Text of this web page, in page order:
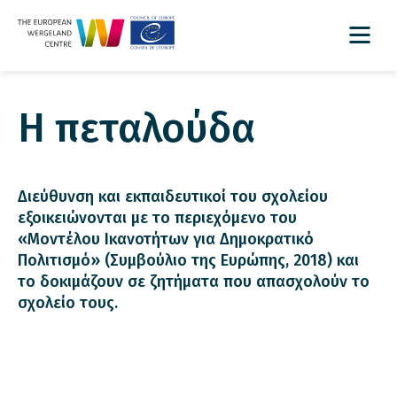
Η πεταλούδα
Διεύθυνση και εκπαιδευτικοί του σχολείου
εξοικειώνονται με το περιεχόμενο του
«Μοντέλου Ικανοτήτων για Δημοκρατικό
Πολιτισμό» (Συμβούλιο της Ευρώπης, 2018) και
το δοκιμάζουν σε ζητήματα που απασχολούν το
σχολείο τους.